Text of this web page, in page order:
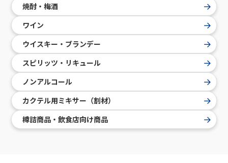
焼酎・梅酒
ワイン
ウイスキー・ブランデー
スピリッツ・リキュール
ノンアルコール
カクテル用ミキサー（割材）
樽詰商品・飲食店向け商品